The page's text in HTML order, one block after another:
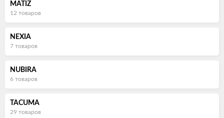
MATIZ
12 товаров
NEXIA
7 товаров
NUBIRA
6 товаров
TACUMA
29 товаров